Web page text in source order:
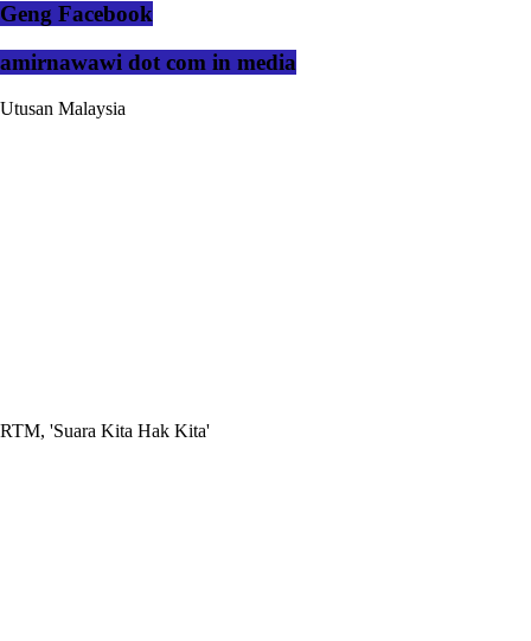
Geng Facebook
amirnawawi dot com in media
Utusan Malaysia
RTM, 'Suara Kita Hak Kita'